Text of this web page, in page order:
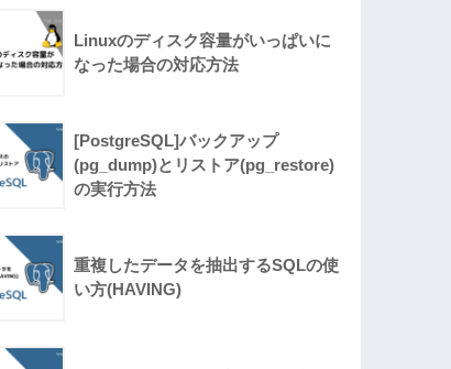
Linuxのディスク容量がいっぱいに
なった場合の対応方法
[PostgreSQL]バックアップ
(pg_dump)とリストア(pg_restore)
の実行方法
重複したデータを抽出するSQLの使
い方(HAVING)